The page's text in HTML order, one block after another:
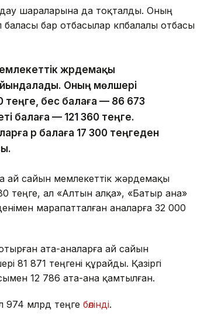
шараларына да тоқталды. Оның
бар отбасылар көпбалалы отбасы
жәрдемақы
Оның мөлшері
бес балаға — 86 673
балаға — 121 360 теңге.
әр балаға 17 300 теңгеден
ай сайын мемлекеттік жәрдемақы
теңге, ал «Алтын алқа», «Батыр ана»
марапатталған аналарға 32 000
ата-аналарға ай сайын
81 871 теңгені құрайды. Қазіргі
12 786 ата-ана қамтылған.
974 млрд теңге бөлінді.